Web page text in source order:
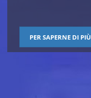
PER SAPERNE DI PIÙ